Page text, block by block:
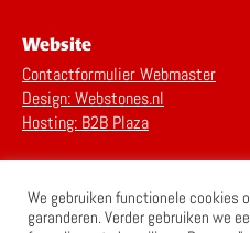
Website
Contactformulier Webmaster
Design: Webstones.nl
Hosting: B2B Plaza
Disclaimer
We gebruiken functionele cookies
garanderen. Verder gebruiken we